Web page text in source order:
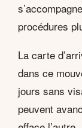
procédures
La carte
dans ce
jours sans
peuvent